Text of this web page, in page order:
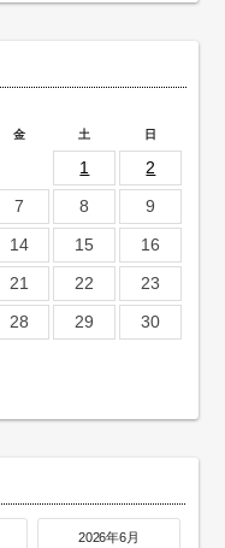
金 土 日
1
2
7 8
9
14 15
16
21 22
23
28 29
30
2026年6月